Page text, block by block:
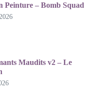
Peinture – Bomb Squad
Maudits v2 – Le